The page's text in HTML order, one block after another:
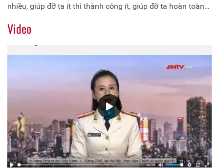
nhiều, giúp đỡ ta ít thì thành công ít, giúp đỡ ta hoàn toàn
Video